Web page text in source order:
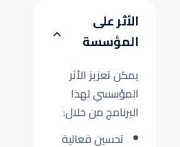
الأثر على
المؤسسة
يمكن تعزيز الأثر
المؤسسي لهذا
البرنامج من خلال:
تحسين فعالية